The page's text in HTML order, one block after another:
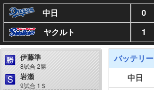
中日
0
ヤクルト
1
伊藤準
8試合 2勝
岩瀬
9試合 1Ｓ
バッテリー
中日